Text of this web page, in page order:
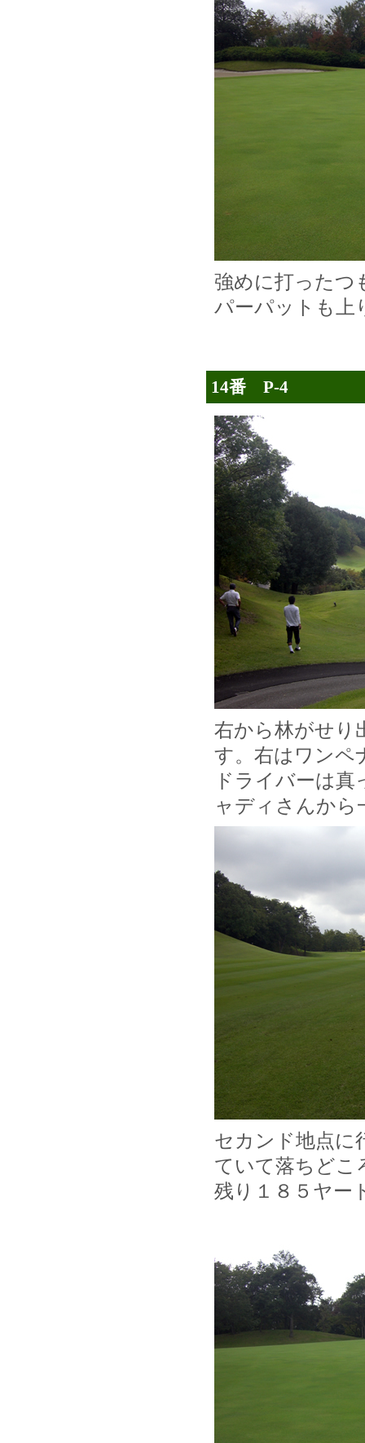
強めに打ったつ
パーパットも上
14番 P-4
右から林がせり
す。右はワンペ
ドライバーは
ャディさんから
セカンド地点に
ていて落ちどこ
残り１８５ヤー